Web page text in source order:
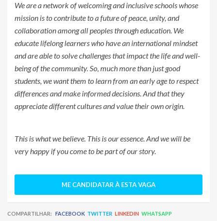
We are a network of welcoming and inclusive schools whose
mission is to contribute to a future of peace, unity, and
collaboration among all peoples through education. We
educate lifelong learners who have an international mindset
and are able to solve challenges that impact the life and well-
being of the community. So, much more than just good
students, we want them to learn from an early age to respect
differences and make informed decisions. And that they
appreciate different cultures and value their own origin.
This is what we believe. This is our essence. And we will be
very happy if you come to be part of our story.
ME CANDIDATAR À ESTA VAGA
COMPARTILHAR: FACEBOOK TWITTER LINKEDIN WHATSAPP